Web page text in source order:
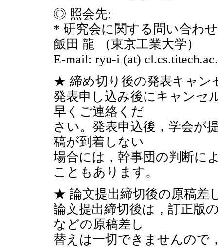
◎ 照会先:
* 研究会に関する問い合わ
飯田 龍 （東京工業大学）
E-mail: ryu-i (at)
★ 締め切り後の発表キャン
発表申し込み後にキャンセ
早くご連絡くだ
さい。発表申込後，学会が
稿が到着しない
場合には，幹事団の判断に
こともあります。
★ 論文提出締切後の原稿差
論文提出締切後は，訂正版
などの原稿差し
替えは一切できませんので